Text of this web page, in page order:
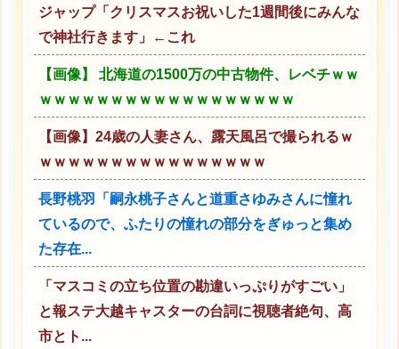
ジャップ「クリスマスお祝いした1週間後にみんな
で神社行きます」←これ
【画像】 北海道の1500万の中古物件、レベチｗｗ
ｗｗｗｗｗｗｗｗｗｗｗｗｗｗｗｗｗｗ
【画像】24歳の人妻さん、露天風呂で撮られるｗ
ｗｗｗｗｗｗｗｗｗｗｗｗｗｗｗｗ
長野桃羽「嗣永桃子さんと道重さゆみさんに憧れ
ているので、ふたりの憧れの部分をぎゅっと集め
た存在...
「マスコミの立ち位置の勘違いっぷりがすごい」
と報ステ大越キャスターの台詞に視聴者絶句、高
市とト...